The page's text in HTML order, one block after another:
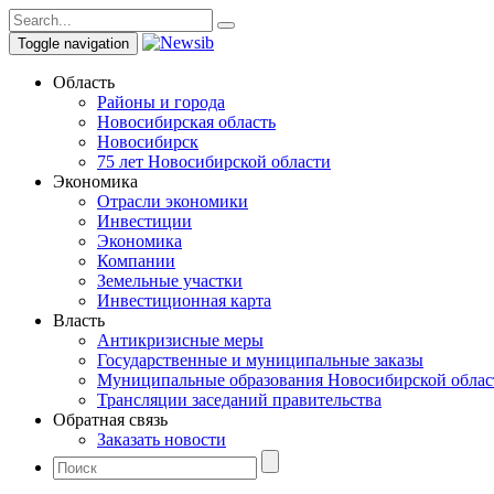
Toggle navigation
Область
Районы и города
Новосибирская область
Новосибирск
75 лет Новосибирской области
Экономика
Отрасли экономики
Инвестиции
Экономика
Компании
Земельные участки
Инвестиционная карта
Власть
Антикризисные меры
Государственные и муниципальные заказы
Муниципальные образования Новосибирской
Трансляции заседаний правительства
Обратная связь
Заказать новости